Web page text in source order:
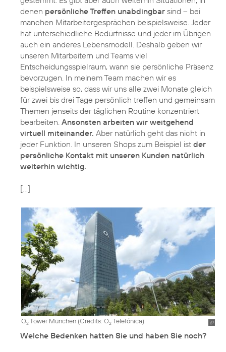
denen persönliche Treffen unabdingbar sind – bei
manchen Mitarbeitergesprächen beispielsweise. Jeder
hat unterschiedliche Bedürfnisse und jeder im Übrigen
auch ein anderes Lebensmodell. Deshalb geben wir
unseren Mitarbeitern und Teams viel
Entscheidungsspielraum, wann sie persönliche Präsenz
bevorzugen. In meinem Team machen wir es
beispielsweise so, dass wir uns alle zwei Monate gleich
für zwei bis drei Tage persönlich treffen und gemeinsam
Themen jenseits der täglichen Routine konzentriert
bearbeiten. Ansonsten arbeiten wir weitgehend
virtuell miteinander. Aber natürlich geht das nicht in
jeder Funktion. In unseren Shops zum Beispiel ist der
persönliche Kontakt mit unseren Kunden natürlich
weiterhin wichtig.
[…]
O2Tower München (Credits: O2Telefónica)
Welche Bedenken hatten Sie und haben Sie noch?